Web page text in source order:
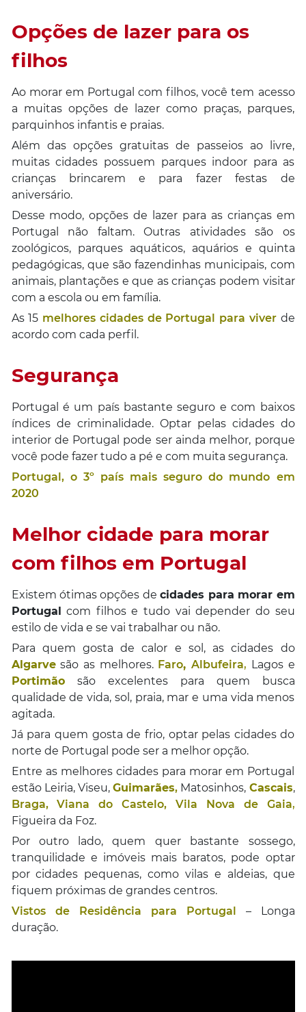
Opções de lazer para os
filhos
Ao morar em Portugal com filhos, você tem acesso
a muitas opções de lazer como praças, parques,
parquinhos infantis e praias.
Além das opções gratuitas de passeios ao livre,
muitas cidades possuem parques indoor para as
crianças brincarem e para fazer festas de
aniversário.
Desse modo, opções de lazer para as crianças em
Portugal não faltam. Outras atividades são os
zoológicos, parques aquáticos, aquários e quinta
pedagógicas, que são fazendinhas municipais, com
animais, plantações e que as crianças podem visitar
com a escola ou em família.
As 15 melhores cidades de Portugal para viverde
acordo com cada perfil.
Segurança
Portugal é um país bastante seguro e com baixos
índices de criminalidade. Optar pelas cidades do
interior de Portugal pode ser ainda melhor, porque
você pode fazer tudo a pé e com muita segurança.
Portugal, o 3º país mais seguro do mundo em
2020
Melhor cidade para morar
com filhos em Portugal
Existem ótimas opções decidades para morar em
Portugal com filhos e tudo vai depender do seu
estilo de vida e se vai trabalhar ou não.
Para quem gosta de calor e sol, as cidades do
Algarve são as melhores. Faro,Albufeira, Lagos e
Portimãosão excelentes para quem busca
qualidade de vida, sol, praia, mar e uma vida menos
agitada.
Já para quem gosta de frio, optar pelas cidades do
norte de Portugal pode ser a melhor opção.
Entre as melhores cidades para morar em Portugal
estão Leiria, Viseu,Guimarães, Matosinhos, Cascais,
Braga,
Viana do Castelo, Vila Nova de Gaia,
Figueira da Foz.
Por outro lado, quem quer bastante sossego,
tranquilidade e imóveis mais baratos, pode optar
por cidades pequenas, como vilas e aldeias, que
fiquem próximas de grandes centros.
Vistos de Residência para Portugal – Longa
duração.